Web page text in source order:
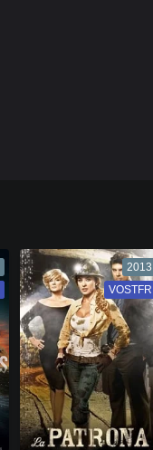
2013
VF
VOSTFR